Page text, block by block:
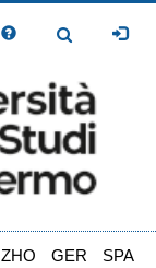
Toggle
ZHO GER SPA